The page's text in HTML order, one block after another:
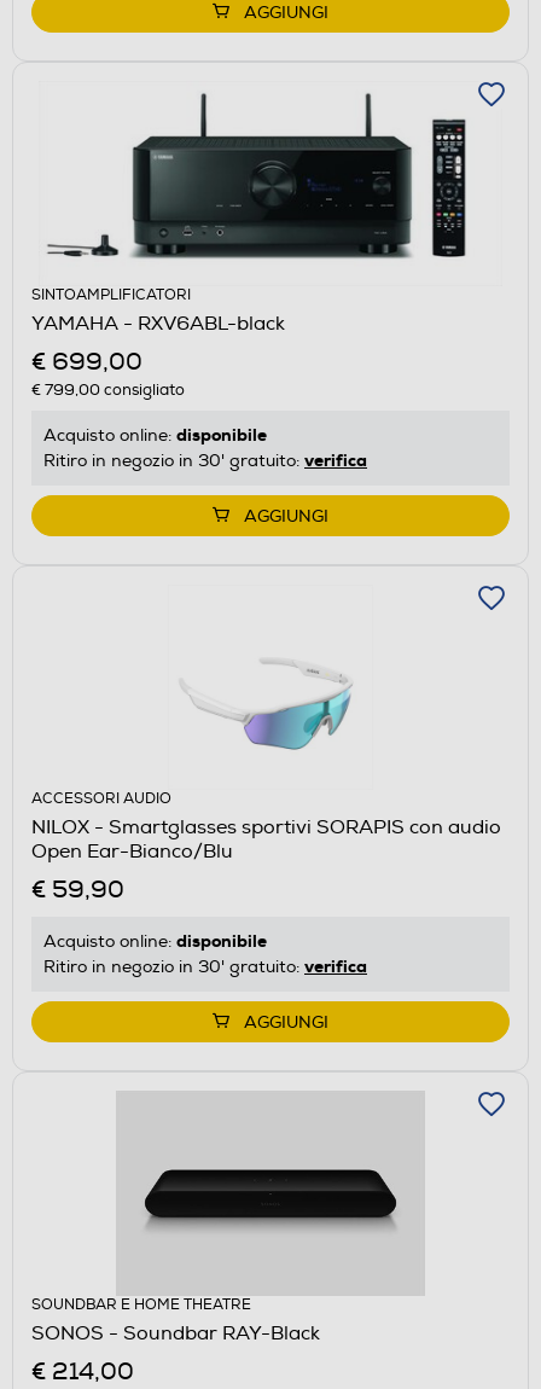
AGGIUNGI
SINTOAMPLIFICATORI
YAMAHA - RXV6ABL-black
€ 699,00
€ 799,00consigliato
Acquisto online: disponibile
Ritiro in negozio in 30' gratuito: verifica
AGGIUNGI
ACCESSORI AUDIO
NILOX - Smartglasses sportivi SORAPIS con audio
Open Ear-Bianco/Blu
€ 59,90
Acquisto online: disponibile
Ritiro in negozio in 30' gratuito: verifica
AGGIUNGI
SOUNDBAR E HOME THEATRE
SONOS - Soundbar RAY-Black
€ 214,00